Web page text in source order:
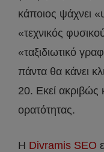
κάποιος ψάχνει
«τεχνικός
«ταξιδιωτικό
πάντα θα κάνει
20. Εκεί ακριβώς
ορατότητας.
Η Divramis SEO